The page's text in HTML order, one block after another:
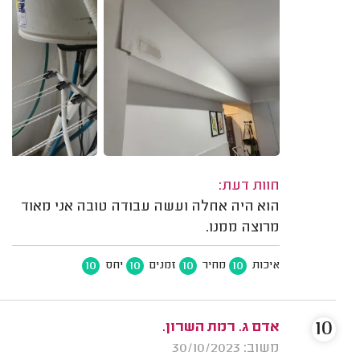
חוות דעת:
הוא היה אחלה ועשה עבודה טובה אני מאוד
מרוצה ממנו.
איכות 10 מחיר 10 זמנים 10 יחס 10
‫אדם ג. רמת השרון.
משוב: 30/10/2023
10